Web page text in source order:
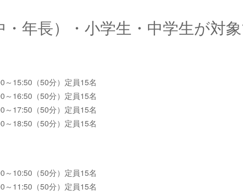
年長）・小学生・中学生が対象
15:50（50分）定員15名
16:50（50分）定員15名
17:50（50分）定員15名
18:50（50分）定員15名
10:50（50分）定員15名
11:50（50分）定員15名